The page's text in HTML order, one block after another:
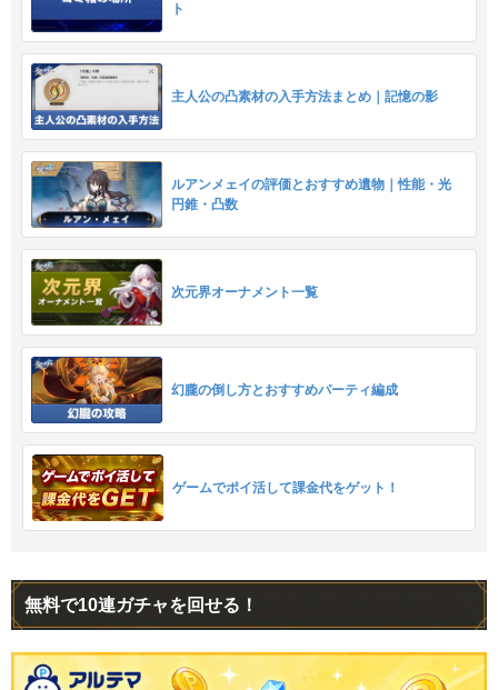
ト
主人公の凸素材の入手方法まとめ｜記憶の影
ルアンメェイの評価とおすすめ遺物｜性能・光
円錐・凸数
次元界オーナメント一覧
幻朧の倒し方とおすすめパーティ編成
ゲームでポイ活して課金代をゲット！
無料で10連ガチャを回せる！